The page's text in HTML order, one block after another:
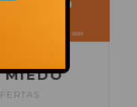
MIEDO